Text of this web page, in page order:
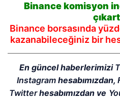
Binance komisyon
Binance borsasında
kazanabileceğiniz bir
En güncel haberlerimizi
Instagramhesabımızdan,
Twitterhesabımızdan ve